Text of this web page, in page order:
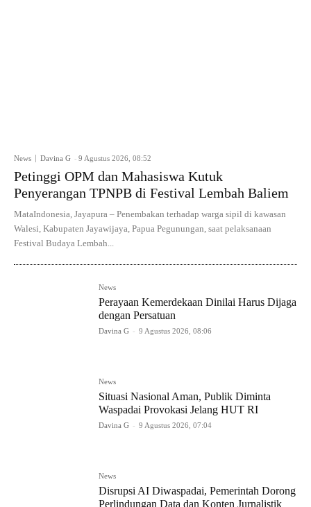
News Davina G - 9 Agustus 2026, 08:52
Petinggi OPM dan Mahasiswa Kutuk
Penyerangan TPNPB di Festival Lembah Baliem
MataIndonesia, Jayapura – Penembakan terhadap warga sipil di kawasan
Walesi, Kabupaten Jayawijaya, Papua Pegunungan, saat pelaksanaan
Festival Budaya Lembah...
News
Perayaan Kemerdekaan Dinilai Harus Dijaga
dengan Persatuan
Davina G - 9 Agustus 2026, 08:06
News
Situasi Nasional Aman, Publik Diminta
Waspadai Provokasi Jelang HUT RI
Davina G - 9 Agustus 2026, 07:04
News
Disrupsi AI Diwaspadai, Pemerintah Dorong
Perlindungan Data dan Konten Jurnalistik